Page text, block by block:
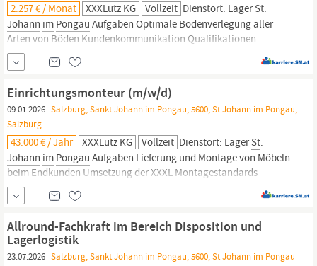
2.257 € / Monat XXXLutz KG Vollzeit Dienstort: LagerSt.
Johann im Pongau Aufgaben Optimale Bodenverlegung aller
Arten von Böden Kundenkommunikation Qualifikationen
Idealerweise abgeschlossene Berufsausbildung als Bodenleger
oder Berufserfahrung in diesem Bereich Führerschein B ist
Voraussetzung Sorgfältige, genaue Arbeitsweise und...
Einrichtungsmonteur (m/w/d)
09.01.2026 Salzburg, Sankt Johann im Pongau, 5600, St Johann im Pongau,
Salzburg
43.000 € / Jahr XXXLutz KG Vollzeit Dienstort: LagerSt.
Johann im Pongau Aufgaben Lieferung und Montage von Möbeln
beim Endkunden Umsetzung der XXXL Montagestandards
Kundenbegeisterung durch perfekte Montagen Qualifikationen
Abgeschlossene Berufsausbildung als Tischler oder erste
Allround-Fachkraft im Bereich Disposition und
Lagerlogistik
23.07.2026 Salzburg, Sankt Johann im Pongau, 5600, St Johann im Pongau